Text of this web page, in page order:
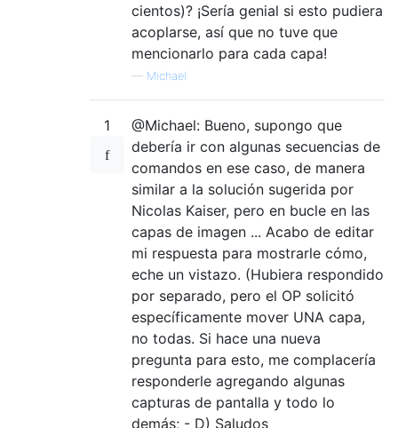
      (x-os 0)
      (y-os 0)
      (orig-selection 0)
   (gimp-image-undo-disable orig-image)
(set! orig-selection (car (gimp-
   (gimp-selection-none orig-image)
   (set! x-os x-offset)
   (set! y-os y-offset)
(set! layers (get-all-layers orig-
   (while (pair? layers)
(move-layer orig-image (car layers)
     (set! layers (cdr layers))
     (set! layerpos (+ layerpos 1))
   (gimp-displays-flush)
   (gimp-selection-load orig-selection)
(gimp-image-remove-channel orig-image
   (gimp-image-undo-enable orig-image)
cientos)? ¡Sería genial si esto pudiera
acoplarse, así que no tuve que
mencionarlo para cada capa!
— Michael
1
@Michael: Bueno, supongo que
debería ir con algunas secuencias de
comandos en ese caso, de manera
similar a la solución sugerida por
Nicolas Kaiser, pero en bucle en las
capas de imagen ... Acabo de editar
mi respuesta para mostrarle cómo,
eche un vistazo. (Hubiera respondido
por separado, pero el OP solicitó
específicamente mover UNA capa,
no todas. Si hace una nueva
pregunta para esto, me complacería
responderle agregando algunas
capturas de pantalla y todo lo
demás; - D) Saludos